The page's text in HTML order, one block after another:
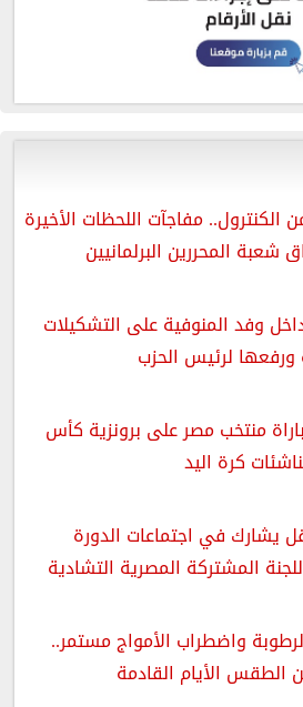
الكنترول.. مفاجآت اللحظات الأخيرة
المحررين البرلمانيين
وفد المنوفية على التشكيلات
ورفعها لرئيس الحزب
منتخب مصر على برونزية كأس
كرة اليد
يشارك في اجتماعات الدورة
للجنة المشتركة المصرية التشادية
واضطراب الأمواج مستمر..
الطقس الأيام القادمة